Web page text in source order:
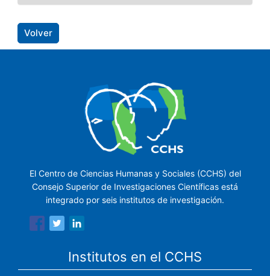
Volver
El Centro de Ciencias Humanas y Sociales (CCHS) del
Consejo Superior de Investigaciones Científicas está
integrado por seis institutos de investigación.
Institutos en el CCHS